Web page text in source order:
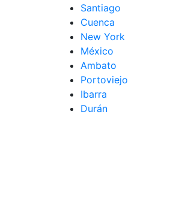
Santiago
Cuenca
New York
México
Ambato
Portoviejo
Ibarra
Durán